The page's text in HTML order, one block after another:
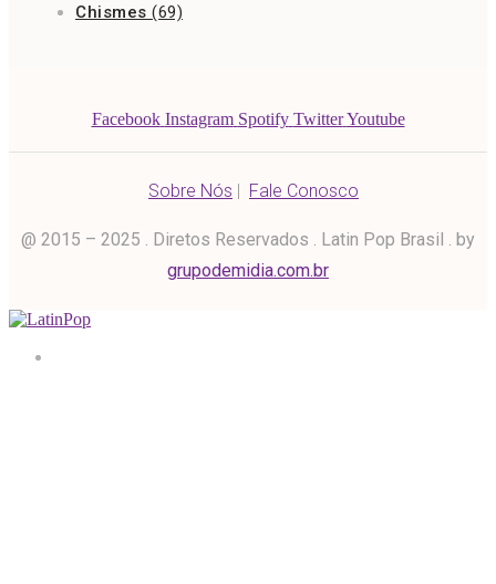
Chismes (69)
Facebook Instagram Spotify Twitter Youtube
Sobre Nós | Fale Conosco
@ 2015 – 2025 . Diretos Reservados . Latin Pop Brasil . by
grupodemidia.com.br